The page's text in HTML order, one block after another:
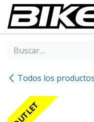
Ir al contenido
Todos los productos
OUTLET